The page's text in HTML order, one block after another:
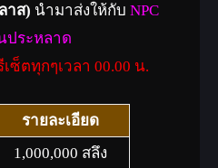
าส) นำมาส่งให้กับ NPC
ประหลาด
ซ็ตทุกๆเวลา 00.00 น.
รายละเอียด
1,000,000 สลึง